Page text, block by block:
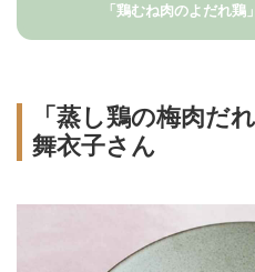
「鶏むね肉のよだれ
「蒸し鶏の梅肉だ
舞衣子さん